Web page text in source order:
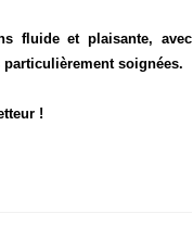
fluide et plaisante, avec
soignées.
!